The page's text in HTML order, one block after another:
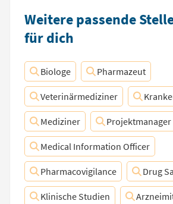
Weitere passende
für dich
Biologe Pharmazeut
Veterinärmediziner
Mediziner Projektmanager
Medical Information Officer
Pharmacovigilance Drug
Klinische Studien